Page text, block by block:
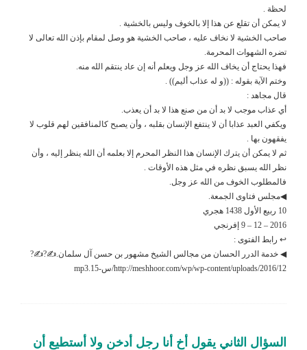
لحظة .
لا يمكن أن تقلع عن هذا إلا بالخوف وليس بالخشية .
صاحب الخشية لا نخاف عليه ، صاحب الخشية هو وصل لمقام بإذن الله تعالى لا
تضره الشهوات المحرمة.
فهذا يحتاج أن يخاف الله عز وجل ويعلم أنه إن عاد ينتقم الله منه.
وختم الآية بقوله : ((و له عذاب أليم)) .
قال مجاهد :
أي عذاب موجب لا بد أن من صنع هذا لا بد أن يعذب.
ويكفي العبد عذابا أن لا ينتفع الإنسان بقلبه ، وأن يصبح كالمنافقين لهم قلوب لا
يفقهون بها .
ثم لا يمكن أن يترك الإنسان هذا النظر المحرم إلا بعلمه أن الله ينظر إليه ، وأن
نظر الله يسبق نظره في مثل هذه الأوقات .
فالمطلوب الخوف من الله عز وجل.
◀مجلس فتاوى الجمعة.
10 ربيع الأول 1438 هجري
2016 – 12 – 9 إفرنجي
↩ رابط الفتوى :
◀ خدمة الدرر الحسان من مجالس الشيخ مشهور بن حسن آل سلمان.✍?✍?
http://meshhoor.com/wp/wp-content/uploads/2016/12/س-15.mp3
السؤال الثاني يقول أخ أنا رجل أدخن ولا أستطيع أن